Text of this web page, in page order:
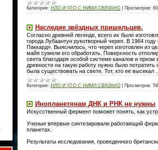
Категория: НЛО И ЧТО С НИМИ СВЯЗАНО Просмотров:
Наследие звёздных пришельцев.
Согласно древней легенде, всего их было
города Лубаантун рукотворный череп. В 1964
Паккард». Выяснилось, что череп изготовлен из
майя сумели его обработать. Поверхность
света благодаря особой системе каналов и
древности на такую работу нужно было
была существовать на свете. Тот, кто ее высекал
Категория: НЛО И ЧТО С НИМИ СВЯЗАНО Просмотров:
Инопланетянам ДНК и РНК не нужны
Искусственный фермент поможет понять, как
Ученые впервые синтезировали работающий
планетах.
Результаты исследования, проведенного